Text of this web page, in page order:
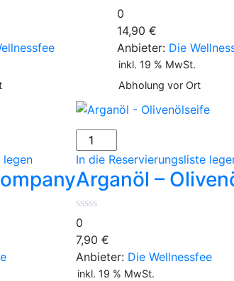
0
14,90 €
Anbieter: Die
inkl. 19 % MwSt.
Abholung vor Ort
legen
Arganöl
-
Olivenölseife
Menge
In die Reservierungsliste
Arganöl –
0
7,90 €
Anbieter: Die Wellnessfee
inkl. 19 % MwSt.